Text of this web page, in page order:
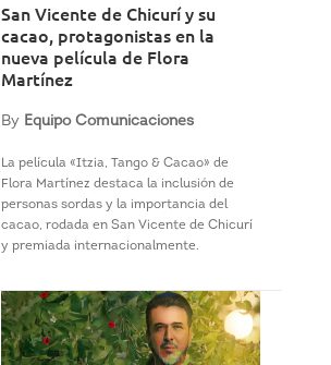
San Vicente de Chicurí y su
cacao, protagonistas en la
nueva película de Flora
Martínez
By Equipo Comunicaciones
La película «Itzia, Tango & Cacao» de
Flora Martínez destaca la inclusión de
personas sordas y la importancia del
cacao, rodada en San Vicente de Chicurí
y premiada internacionalmente.